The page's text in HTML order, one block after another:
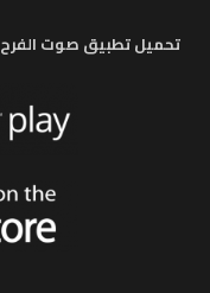
تحميل تطبيق صوت الفرح